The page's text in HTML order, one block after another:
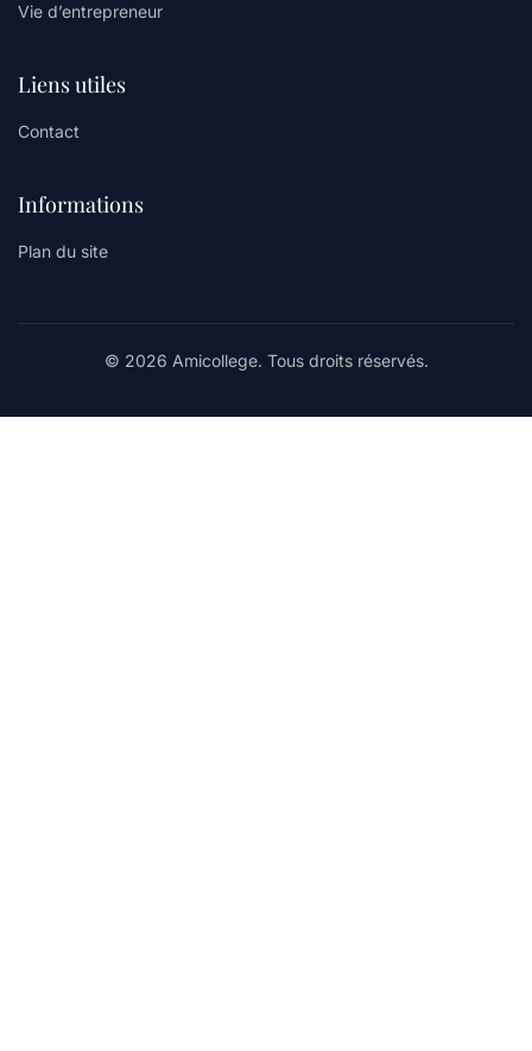
Vie d’entrepreneur
Liens utiles
Contact
Informations
Plan du site
© 2026 Amicollege. Tous droits réservés.